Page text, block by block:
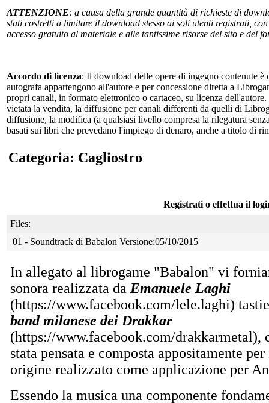
ATTENZIONE: a causa della grande quantità di richieste di
stati costretti a limitare il download stesso ai soli utenti registrati,
accesso gratuito al materiale e alle tantissime risorse del sito e
Accordo di licenza: Il download delle opere di ingegno contenute
autografa appartengono all'autore e per concessione diretta a
propri canali, in formato elettronico o cartaceo, su licenza
vietata la vendita, la diffusione per canali differenti da quelli di
diffusione, la modifica (a qualsiasi livello compresa la rilegatura
basati sui libri che prevedano l'impiego di denaro, anche a titolo di
Categoria: Cagliostro
Registrati o effettua il
Files:
01 - Soundtrack di Babalon Versione:05/10/2015
In allegato al librogame "Babalon" vi
sonora realizzata da Emanuele Laghi
(https://www.facebook.com/lele.laghi)
band milanese dei Drakkar
(https://www.facebook.com/drakkarmetal),
stata pensata e composta appositamente
origine realizzato come applicazione per
Essendo la musica una componente